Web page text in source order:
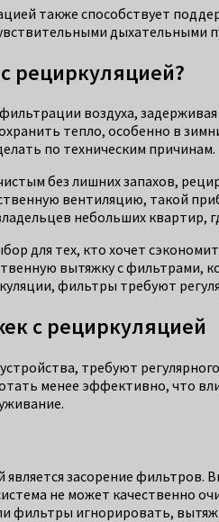
также способствует
дыхательными
рециркуляцией?
воздуха,
тепло, особенно в
по техническим причинам.
без лишних запахов,
вентиляцию, такой
небольших квартир,
для тех, кто хочет
вытяжку с
фильтры требуют
с рециркуляцией
требуют
менее эффективно, что
засорение
не может качественно
фильтры игнорировать,